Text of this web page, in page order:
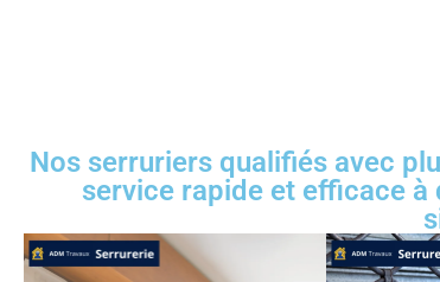
Nos serruriers qualifiés avec
service rapide et efficace